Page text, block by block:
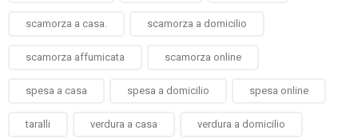
scamorza a casa. scamorza a domicilio
scamorza affumicata scamorza online
spesa a casa spesa a domicilio spesa online
taralli verdura a casa verdura a domicilio